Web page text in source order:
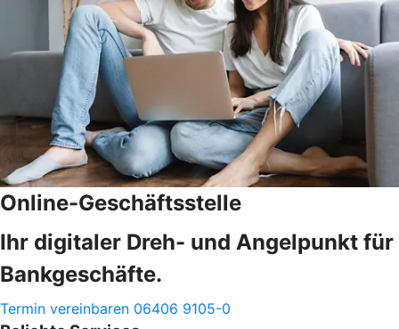
Online-Geschäftsstelle
Ihr digitaler Dreh- und Angelpunkt für
Bankgeschäfte.
Termin vereinbaren 06406 9105-0